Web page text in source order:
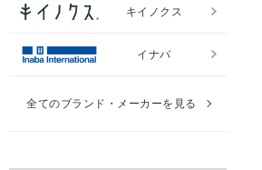
キイノクス
イナバ
全てのブランド・メーカーを見る